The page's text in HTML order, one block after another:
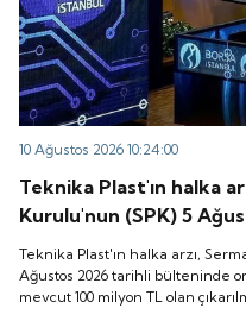
10 Ağustos 2026 10:24:00
Teknika Plast'ın halka
Kurulu'nun (SPK) 5
onaylandı. Halka arz
milyon TL olan
TL'ye yükselterek 25
Teknika Plast'ın halka arzı,
Ağustos 2026 tarihli bülteninde
mevcut 100 milyon TL olan